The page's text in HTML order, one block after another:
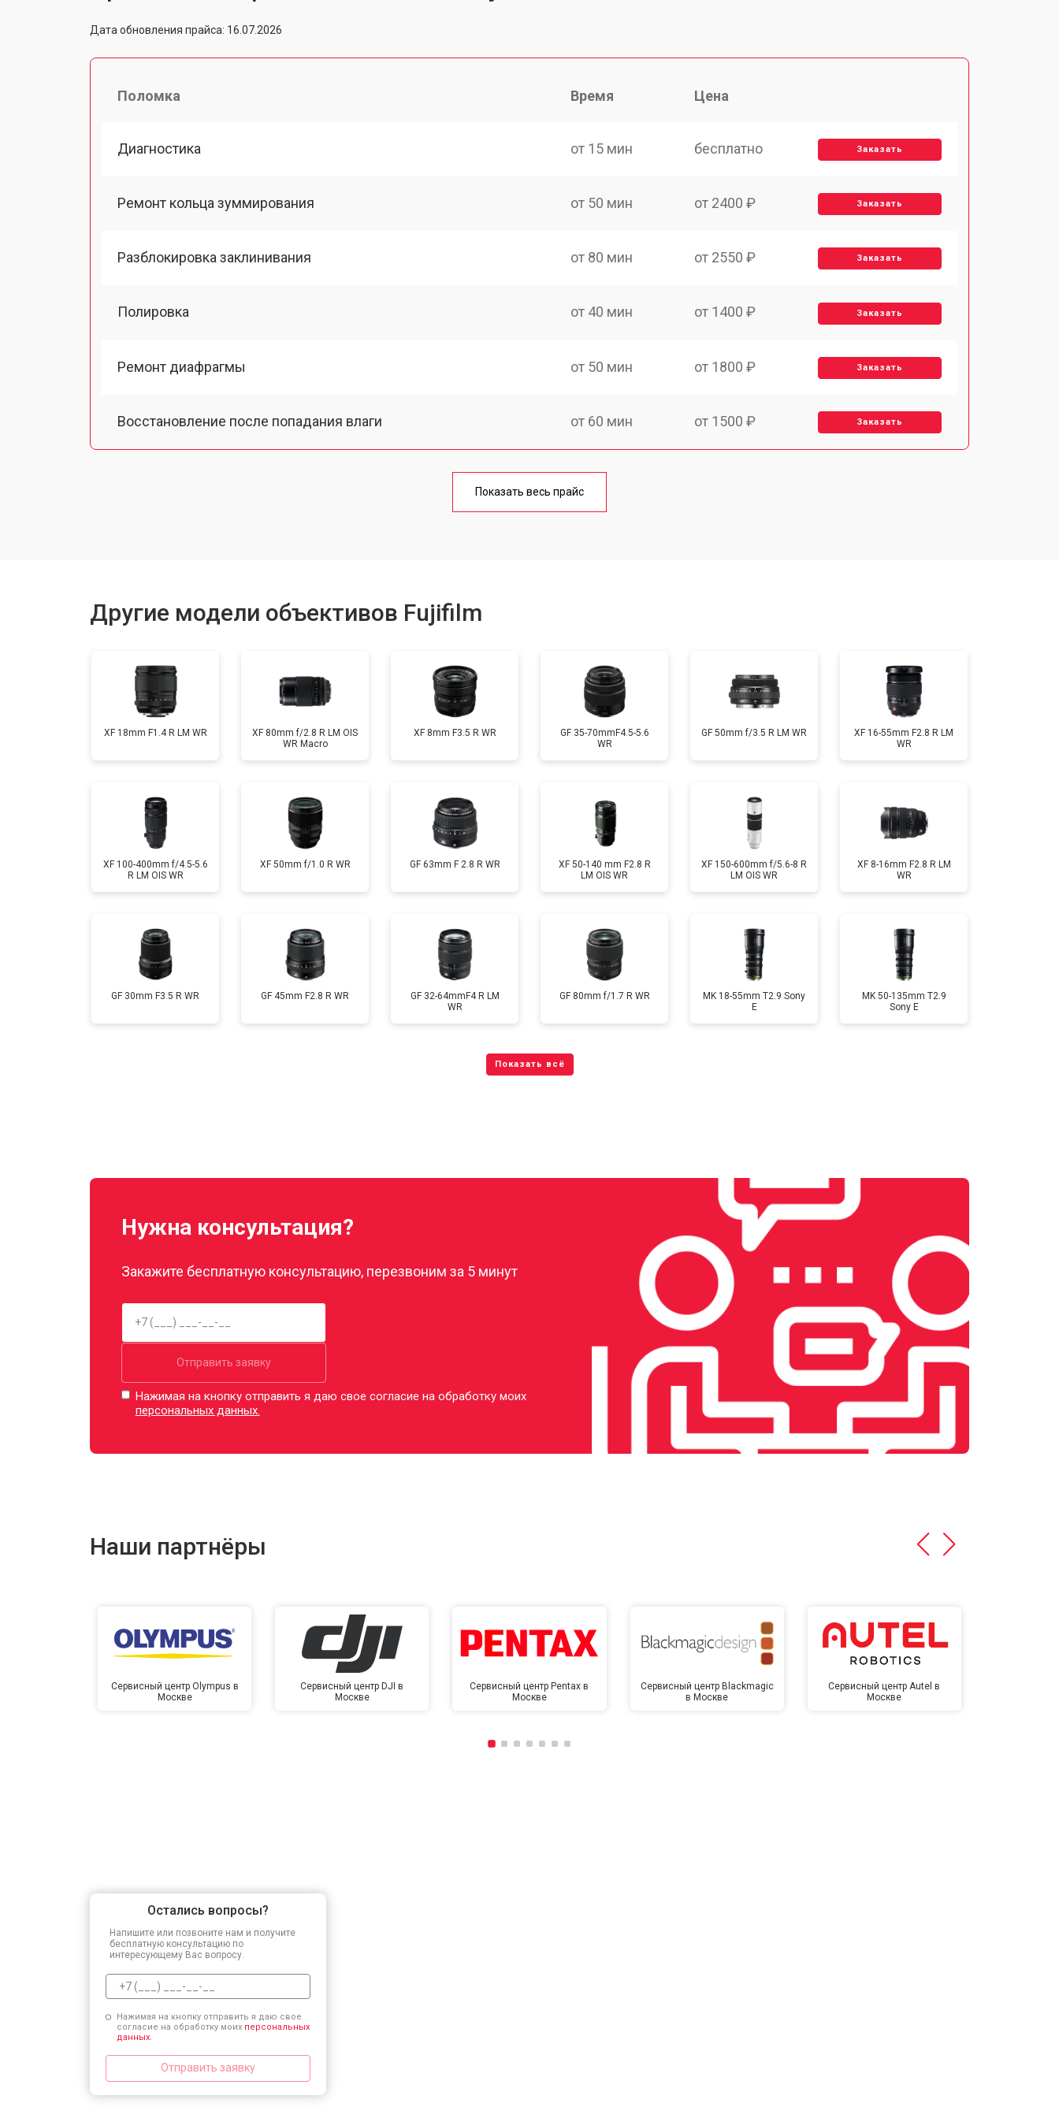
Дата обновления прайса: 16.07.2026
Поломка Время Цена
Диагностика от 15 мин бесплатно Заказать
Ремонт кольца зуммирования от 50 мин от 2400 ₽ Заказать
Разблокировка заклинивания от 80 мин от 2550 ₽ Заказать
Полировка от 40 мин от 1400 ₽ Заказать
Ремонт диафрагмы от 50 мин от 1800 ₽ Заказать
Восстановление после попадания влаги от 60 мин от 1500 ₽ Заказать
от 50 мин
Показать весь прайс
Другие модели объективов Fujifilm
XF 18mm F1.4 R LM WR
XF 80mm f/2.8 R LM OIS
WR Macro
XF 8mm F3.5 R WR
GF 35-70mmF4.5-5.6
WR
GF 50mm f/3.5 R LM WR
XF 16-55mm F2.8 R LM
WR
XF 100-400mm f/4.5-5.6
R LM OIS WR
XF 50mm f/1.0 R WR GF 63mm F 2.8 R WR
XF 50-140 mm F2.8 R
LM OIS WR
XF 150-600mm f/5.6-8 R
LM OIS WR
XF 8-16mm F2.8 R LM
WR
GF 30mm F3.5 R WR GF 45mm F2.8 R WR
GF 32-64mmF4 R LM
WR
GF 80mm f/1.7 R WR
MK 18-55mm T2.9 Sony
E
MK 50-135mm T2.9
Sony E
Нужна консультация?
Закажите бесплатную консультацию, перезвоним за 5 минут
Отправить заявку
Нажимая на кнопку отправить я даю свое согласие на обработку моих
персональных данных.
Наши партнёры
Сервисный центр Olympus в
Москве
Сервисный центр DJI в
Москве
Сервисный центр Pentax в
Москве
Сервисный центр Blackmagic
в Москве
Сервисный центр Autel в
Москве
Остались вопросы?
Напишите или позвоните нам и получите
бесплатную консультацию по
интересующему Вас вопросу.
Нажимая на кнопку отправить я даю свое
согласие на обработку моих персональных
данных.
Отправить заявку